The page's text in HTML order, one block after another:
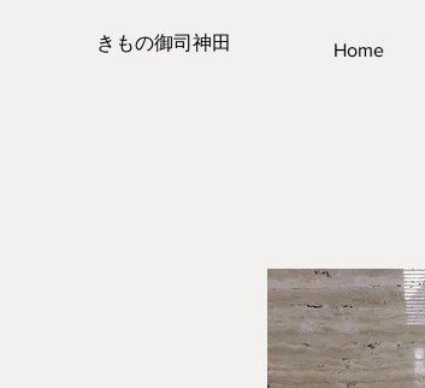
きもの御司神田 Home